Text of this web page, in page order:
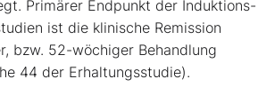
Primärer Endpunkt der Induktions-
ist die klinische Remission
bzw. 52-wöchiger Behandlung
44 der Erhaltungsstudie).